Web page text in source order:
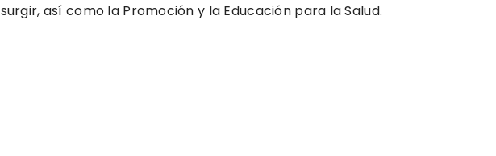
surgir, así como la Promoción y la Educación para la Salud.